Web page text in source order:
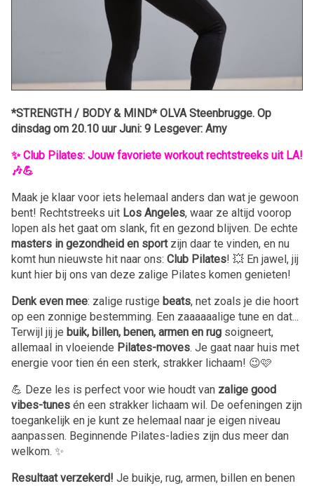
*STRENGTH / BODY & MIND* OLVA Steenbrugge. Op
dinsdag om 20.10 uur Juni: 9 Lesgever: Amy
✨ Club Pilates: Jouw favoriete workout rechtstreeks uit LA!
🎶💪
Maak je klaar voor iets helemaal anders dan wat je gewoon
bent! Rechtstreeks uit Los Angeles, waar ze altijd voorop
lopen als het gaat om slank, fit en gezond blijven. De echte
masters in gezondheid en sport zijn daar te vinden, en nu
komt hun nieuwste hit naar ons: Club Pilates! 💥 En jawel, jij
kunt hier bij ons van deze zalige Pilates komen genieten!
Denk even mee: zalige rustige beats, net zoals je die hoort
op een zonnige bestemming. Een zaaaaaalige tune en dat...
Terwijl jij je buik, billen, benen, armen en rug soigneert,
allemaal in vloeiende Pilates-moves. Je gaat naar huis met
energie voor tien én een sterk, strakker lichaam! 😉🩷
💪 Deze les is perfect voor wie houdt van zalige good
vibes-tunes én een strakker lichaam wil. De oefeningen zijn
toegankelijk en je kunt ze helemaal naar je eigen niveau
aanpassen. Beginnende Pilates-ladies zijn dus meer dan
welkom. ✨
Resultaat verzekerd! Je buikje, rug, armen, billen en benen